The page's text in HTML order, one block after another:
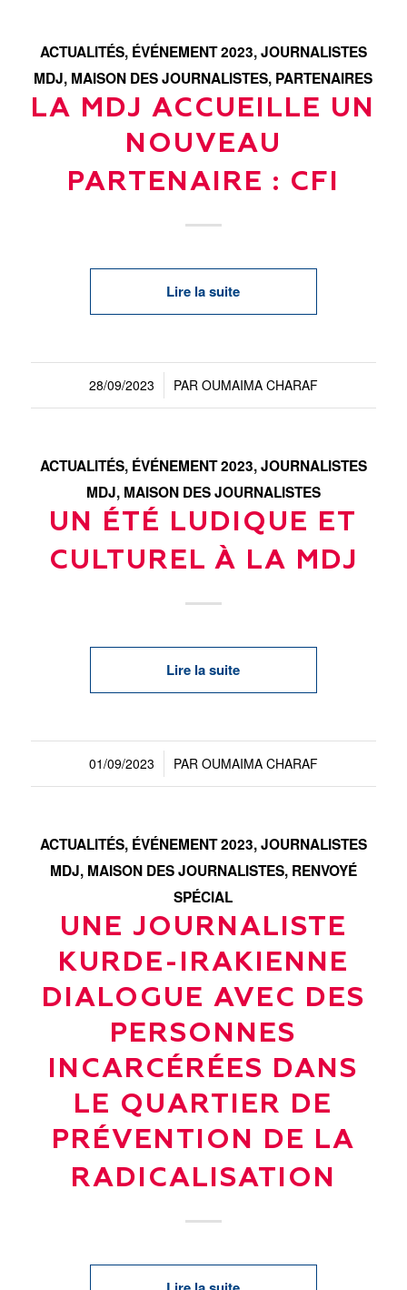
ACTUALITÉS, ÉVÉNEMENT 2023,JOURNALISTES
MDJ, MAISON DES JOURNALISTES, PARTENAIRES
LA MDJ ACCUEILLE UN
NOUVEAU
PARTENAIRE : CFI
Lire la suite
28/09/2023
/ PAR OUMAIMA CHARAF
ACTUALITÉS, ÉVÉNEMENT 2023,JOURNALISTES
MDJ, MAISON DES JOURNALISTES
UN ÉTÉ LUDIQUE ET
CULTUREL À LA MDJ
Lire la suite
01/09/2023
/ PAR OUMAIMA CHARAF
ACTUALITÉS, ÉVÉNEMENT 2023,JOURNALISTES
MDJ, MAISON DES JOURNALISTES, RENVOYÉ
SPÉCIAL
UNE JOURNALISTE
KURDE-IRAKIENNE
DIALOGUE AVEC DES
PERSONNES
INCARCÉRÉES DANS
LE QUARTIER DE
PRÉVENTION DE LA
RADICALISATION